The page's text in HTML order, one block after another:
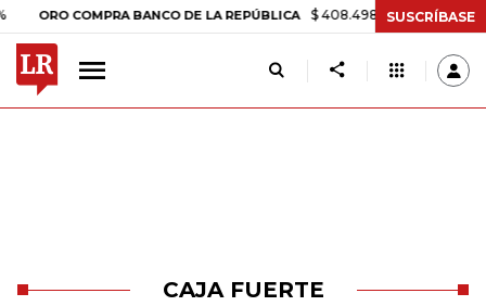
COMPRA BANCO DE LA REPÚBLICA $ 408.498,97 +$ 8.753,81
SUSCRÍBASE
CAJA FUERTE